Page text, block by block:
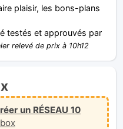
plaisir, les bons-plans
testés et approuvés par
relevé de prix à 10h12
un RÉSEAU 10